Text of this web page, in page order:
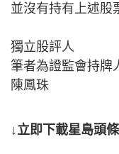
並沒有持有上述股
獨立股評人
筆者為證監會持牌
陳鳳珠
↓立即下載星島頭